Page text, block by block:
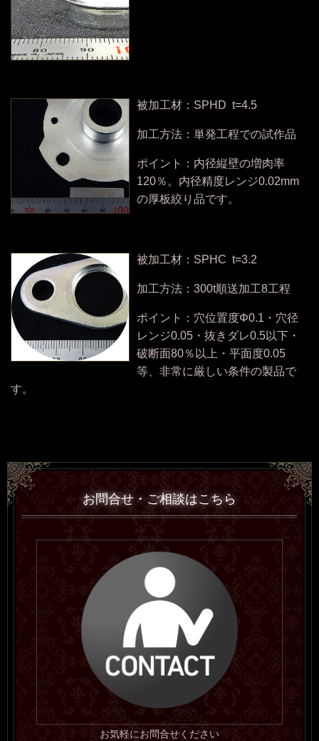
被加工材：SPHD t=4.5
加工方法：単発工程での試作品
ポイント：内径縦壁の増肉率
120％。内径精度レンジ0.02mm
の厚板絞り品です。
被加工材：SPHC t=3.2
加工方法：300t順送加工8工程
ポイント：穴位置度Φ0.1・穴径
レンジ0.05・抜きダレ0.5以下・
破断面80％以上・平面度0.05
等、非常に厳しい条件の製品で
す。
お問合せ・ご相談はこちら
お気軽にお問合せください